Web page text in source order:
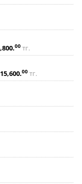
.00 тг.
15,600.00 тг.